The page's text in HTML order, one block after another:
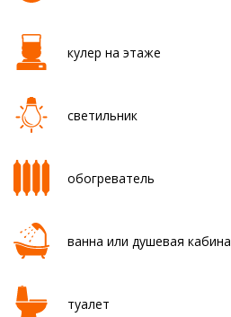
кулер на этаже
светильник
обогреватель
ванна или душевая кабина
туалет